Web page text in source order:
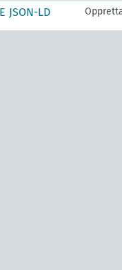
JSON-LD